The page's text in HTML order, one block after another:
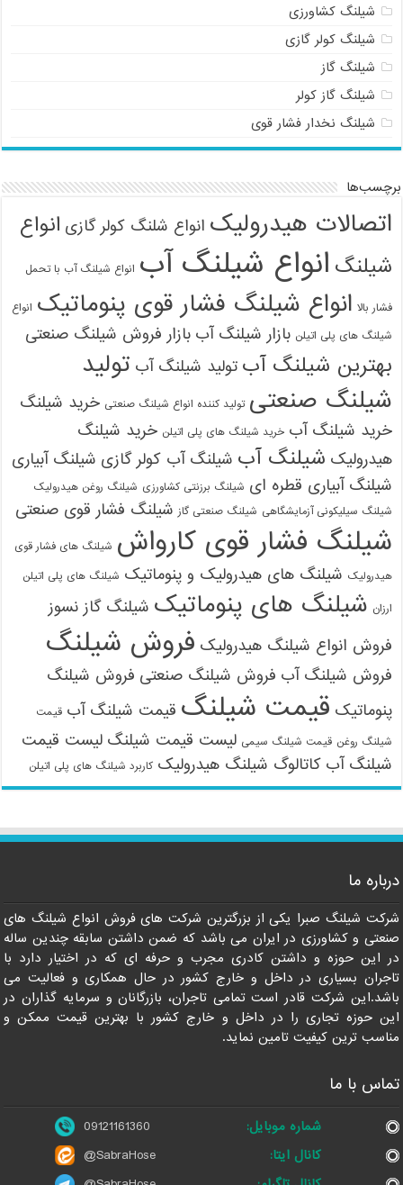
شیلنگ کشاورزی
شیلنگ کولر گازی
شیلنگ گاز
شیلنگ گاز کولر
شیلنگ نخدار فشار قوی
برچسب‌ها
اتصالات هیدرولیک انواع شلنگ کولر گازی انواع
شیلنگ انواع شیلنگ آب انواع شیلنگ آب با تحمل
فشار بالا انواع شیلنگ فشار قوی پنوماتیک انواع
شیلنگ های پلی اتیلن بازار شیلنگ آب بازار فروش شیلنگ صنعتی
بهترین شیلنگ آب تولید شیلنگ آب تولید
شیلنگ صنعتی تولید کننده انواع شیلنگ صنعتی خرید شیلنگ
خرید شیلنگ آب خرید شیلنگ های پلی اتیلن خرید شیلنگ
هیدرولیک شیلنگ آب شیلنگ آب کولر گازی شیلنگ آبیاری
شیلنگ آبیاری قطره ای شیلنگ برزنتی کشاورزی شیلنگ روغن هیدرولیک
شیلنگ سیلیکونی آزمایشگاهی شیلنگ صنعتی گاز شیلنگ فشار قوی صنعتی
شیلنگ فشار قوی کارواش شیلنگ های فشار قوی
هیدرولیک شیلنگ های هیدرولیک و پنوماتیک شیلنگ های پلی اتیلن
ارزان شیلنگ های پنوماتیک شیلنگ گاز نسوز
فروش انواع شیلنگ هیدرولیک فروش شیلنگ
فروش شیلنگ آب فروش شیلنگ صنعتی فروش شیلنگ
پنوماتیک قیمت شیلنگ قیمت شیلنگ آب قیمت
شیلنگ روغن قیمت شیلنگ سیمی لیست قیمت شیلنگ لیست قیمت
شیلنگ آب کاتالوگ شیلنگ هیدرولیک کاربرد شیلنگ های پلی اتیلن
درباره ما
شرکت شیلنگ صبرا یکی از بزرگترین شرکت های فروش انواع شیلنگ های
صنعتی و کشاورزی در ایران می باشد که ضمن داشتن سابقه چندین ساله
در این حوزه و داشتن کادری مجرب و حرفه ای که در اختیار دارد با
تاجران بسیاری در داخل و خارج کشور در حال همکاری و فعالیت می
باشد.این شرکت قادر است تمامی تاجران، بازرگانان و سرمایه گذاران در
این حوزه تجاری را در داخل و خارج کشور با بهترین قیمت ممکن و
مناسب ترین کیفیت تامین نماید.
تماس با ما
شماره موبایل:
09121161360
کانال ایتا:
@SabraHose